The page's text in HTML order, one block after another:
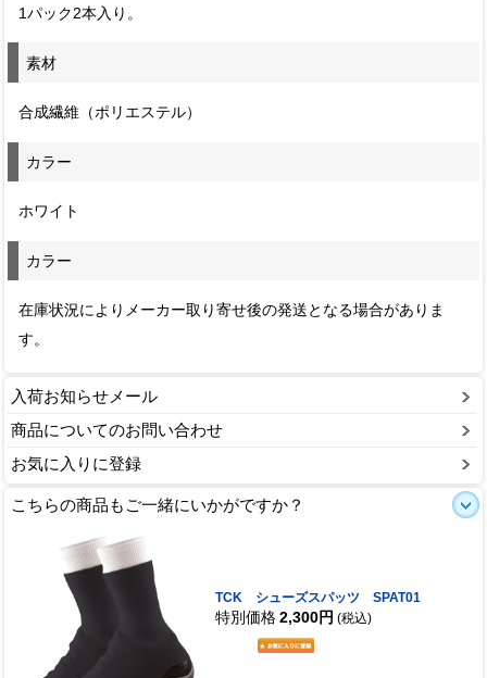
1パック2本入り。
素材
合成繊維（ポリエステル）
カラー
ホワイト
カラー
在庫状況によりメーカー取り寄せ後の発送となる場合がありま
す。
入荷お知らせメール
商品についてのお問い合わせ
お気に入りに登録
こちらの商品もご一緒にいかがですか？
TCK シューズスパッツ SPAT01
特別価格 2,300円 (税込)